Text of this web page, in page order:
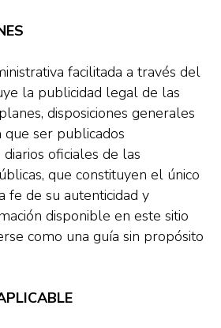
facilitada a través del
la publicidad legal de las
disposiciones generales
ser publicados
oficiales de las
que constituyen el único
fe de su autenticidad y
disponible en este sitio
como una guía sin propósito